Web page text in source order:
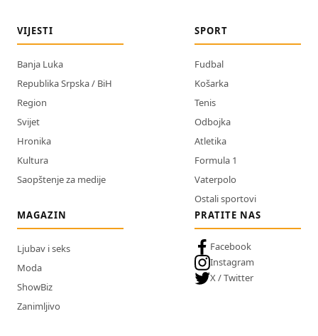
VIJESTI
Banja Luka
Republika Srpska / BiH
Region
Svijet
Hronika
Kultura
Saopštenje za medije
SPORT
Fudbal
Košarka
Tenis
Odbojka
Atletika
Formula 1
Vaterpolo
Ostali sportovi
MAGAZIN
Ljubav i seks
Moda
ShowBiz
Zanimljivo
PRATITE NAS
Facebook
Instagram
X / Twitter